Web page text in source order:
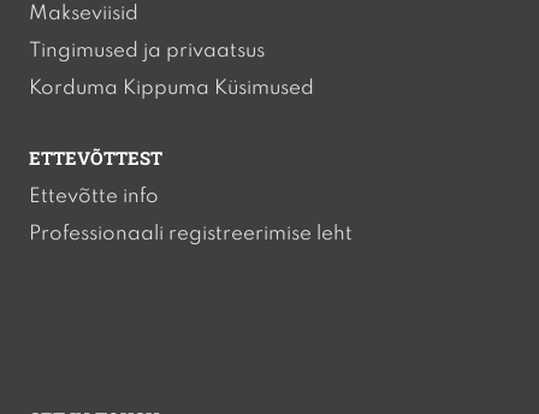
Makseviisid
Tingimused ja privaatsus
Korduma Kippuma Küsimused
ETTEVÕTTEST
Ettevõtte info
Professionaali registreerimise leht